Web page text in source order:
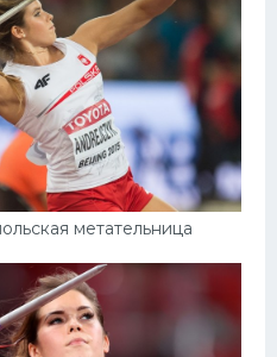
метательница